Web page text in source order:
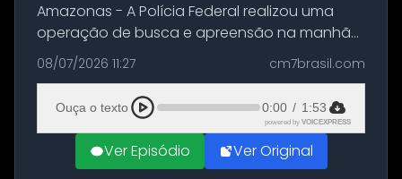
Amazonas - A Polícia Federal realizou uma
operação de busca e apreensão na manhã
desta quarta-feira (8) na casa do ex-
presidente Jair Bolsonaro (PL), em Brasília. A
ação teve como objetivo localizar p...
08/07/2026 11:27 cm7brasil.com
Ouça o texto 0:00 / 1:53
powered by VOICEXPRESS
Ver Episódio Ver Original